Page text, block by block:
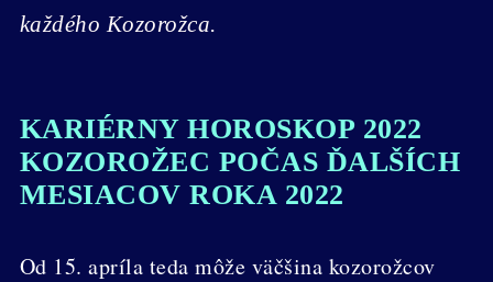
každého Kozorožca.
KARIÉRNY HOROSKOP 2022
KOZOROŽEC POČAS ĎALŠÍCH
MESIACOV ROKA 2022
Od 15. apríla teda môže väčšina kozorožcov